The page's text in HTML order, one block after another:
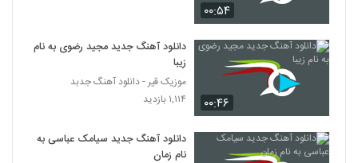
۰۰:۵۴
۰۰:۴۶
دانلود آهنگ جدید مجید رضوی به نام
زیبا
موزیک قیر - دانلود آهنگ جدبد
۱,۱۱۴ بازدید
دانلود آهنگ جدید سیامک عباسی به
نام زمان